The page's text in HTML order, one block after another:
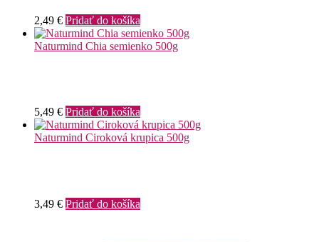
2,49 € Pridať do košíka
Naturmind Chia semienko 500g
5,49 € Pridať do košíka
Naturmind Ciroková krupica 500g
3,49 € Pridať do košíka